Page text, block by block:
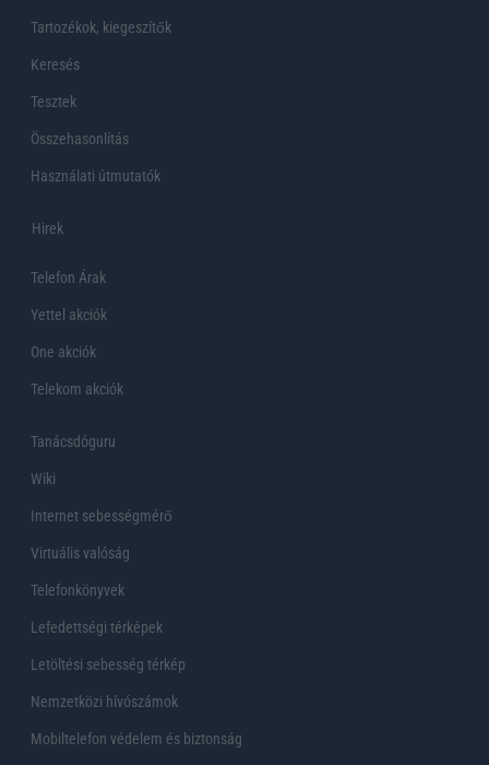
Tartozékok, kiegeszítők
Keresés
Tesztek
Összehasonlítás
Használati útmutatók
Hirek
Telefon Árak
Yettel akciók
One akciók
Telekom akciók
Tanácsdóguru
Wiki
Internet sebességmérő
Virtuális valóság
Telefonkönyvek
Lefedettségi térképek
Letöltési sebesség térkép
Nemzetközi hívószámok
Mobiltelefon védelem és biztonság